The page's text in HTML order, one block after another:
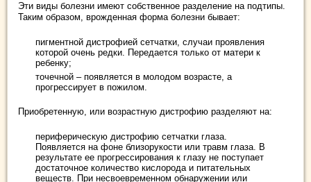
Эти виды болезни имеют собственное разделение на подтипы.
Таким образом, врожденная форма болезни бывает:
пигментной дистрофией сетчатки, случаи проявления
которой очень редки. Передается только от матери к
ребенку;
точечной – появляется в молодом возрасте, а
прогрессирует в пожилом.
Приобретенную, или возрастную дистрофию разделяют на:
периферическую дистрофию сетчатки глаза.
Появляется на фоне близорукости или травм глаза. В
результате ее прогрессирования к глазу не поступает
достаточное количество кислорода и питательных
веществ. При несвоевременном обнаружении или